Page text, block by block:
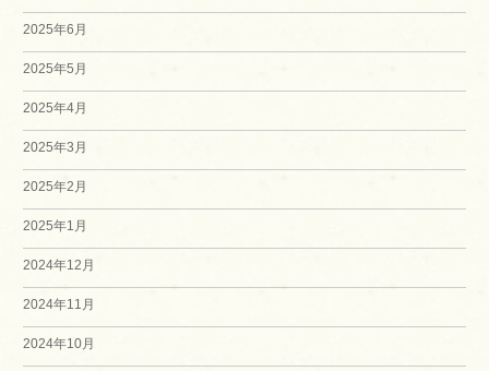
2025年6月
2025年5月
2025年4月
2025年3月
2025年2月
2025年1月
2024年12月
2024年11月
2024年10月